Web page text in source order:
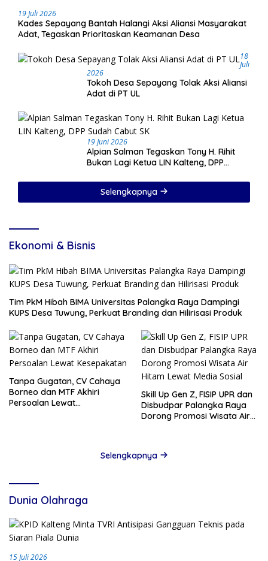
19 Juli 2026
Kades Sepayang Bantah Halangi Aksi Aliansi Masyarakat
Adat, Tegaskan Prioritaskan Keamanan Desa
18
Juli
2026
Tokoh Desa Sepayang Tolak Aksi Aliansi
Adat di PT UL
19 Juni 2026
Alpian Salman Tegaskan Tony H. Rihit
Bukan Lagi Ketua LIN Kalteng, DPP
Selengkapnya
Ekonomi & Bisnis
Tim PkM Hibah BIMA Universitas Palangka Raya Dampingi
KUPS Desa Tuwung, Perkuat Branding dan Hilirisasi Produk
Tanpa Gugatan, CV Cahaya
Borneo dan MTF Akhiri
Persoalan Lewat
Skill Up Gen Z, FISIP UPR dan
Disbudpar Palangka Raya
Dorong Promosi Wisata Air
Selengkapnya
Dunia Olahraga
15 Juli 2026